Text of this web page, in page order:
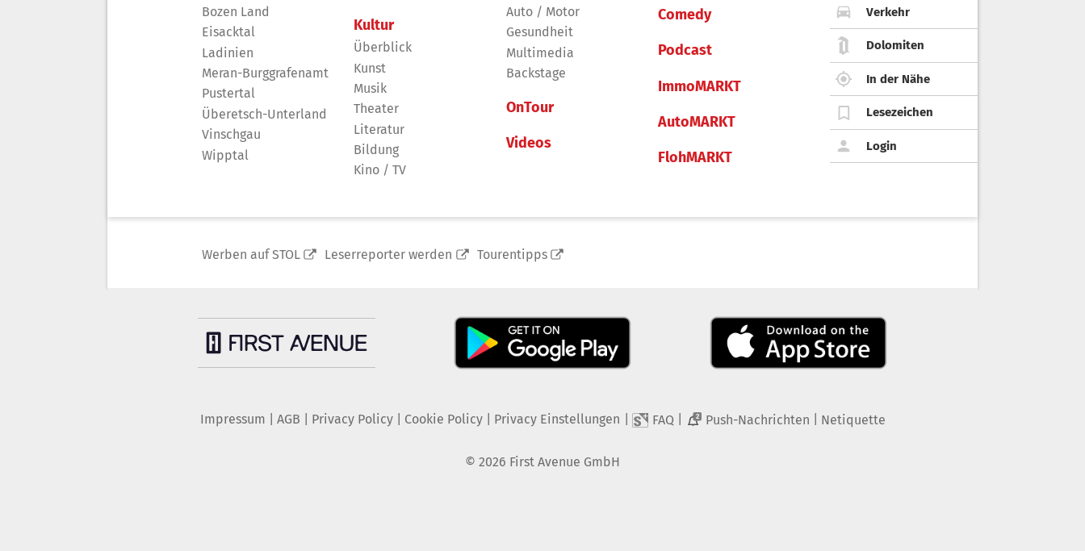
Bozen Land
Eisacktal
Ladinien
Meran-Burggrafenamt
Pustertal
Überetsch-Unterland
Vinschgau
Wipptal
Kultur
Überblick
Kunst
Musik
Theater
Literatur
Bildung
Kino / TV
Auto / Motor
Gesundheit
Multimedia
Backstage
OnTour
Videos
Comedy
Podcast
ImmoMARKT
AutoMARKT
FlohMARKT
Verkehr
Dolomiten
In der Nähe
Lesezeichen
Login
Werben auf STOL Leserreporter werden Tourentipps
Impressum AGB Privacy Policy| Cookie Policy| Privacy Einstellungen FAQ 2 Push-Nachrichten Netiquette
© 2026 First Avenue GmbH